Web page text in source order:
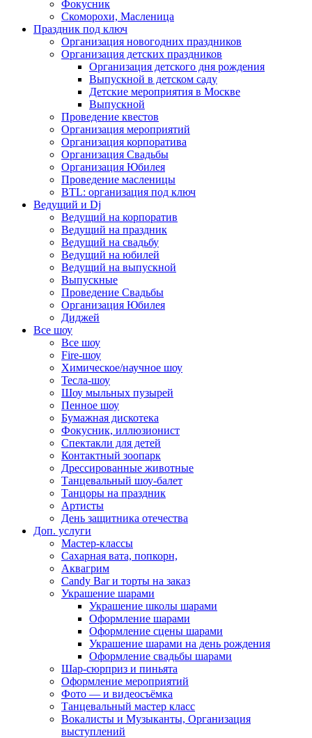
Фокусник
Скоморохи, Масленица
Праздник под ключ
Организация новогодних праздников
Организация детских праздников
Организация детского дня рождения
Выпускной в детском саду
Детские мероприятия в Москве
Выпускной
Проведение квестов
Организация мероприятий
Организация корпоратива
Организация Свадьбы
Организация Юбилея
Проведение масленицы
BTL: организация под ключ
Ведущий и Dj
Ведущий на корпоратив
Ведущий на праздник
Ведущий на свадьбу
Ведущий на юбилей
Ведущий на выпускной
Выпускные
Проведение Свадьбы
Организация Юбилея
Диджей
Все шоу
Все шоу
Fire-шоу
Химическое/научное шоу
Тесла-шоу
Шоу мыльных пузырей
Пенное шоу
Бумажная дискотека
Фокусник, иллюзионист
Спектакли для детей
Контактный зоопарк
Дрессированные животные
Танцевальный шоу-балет
Танцоры на праздник
Артисты
День защитника отечества
Доп. услуги
Мастер-классы
Сахарная вата, попкорн,
Аквагрим
Candy Bar и торты на заказ
Украшение шарами
Украшение школы шарами
Оформление шарами
Оформление сцены шарами
Украшение шарами на день рождения
Оформление свадьбы шарами
Шар-сюрприз и пиньята
Оформление мероприятий
Фото — и видеосъёмка
Танцевальный мастер класс
Вокалисты и Музыканты, Организация
выступлений